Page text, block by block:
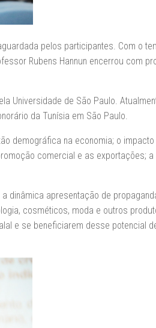
pelos participantes. Com o
Rubens Hannun encerrou com
Universidade de São Paulo.
da Tunísia em São Paulo.
demográfica na economia; o
comercial e as exportações; a
dinâmica apresentação de
cosméticos, moda e outros
e se beneficiarem desse potencial